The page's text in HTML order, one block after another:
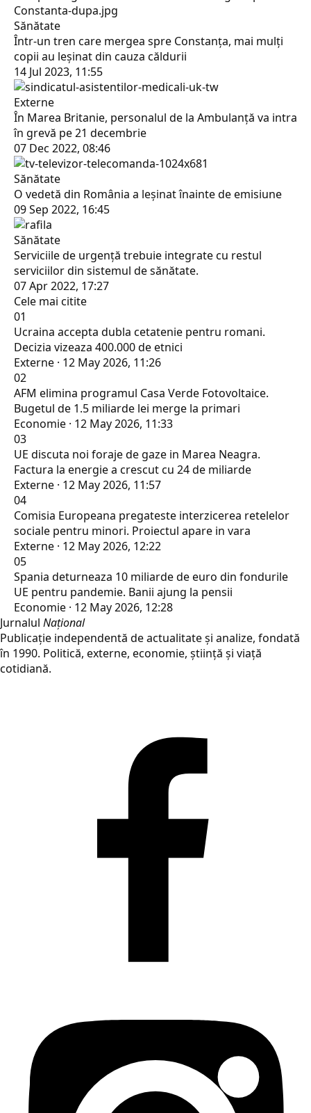
Sănătate
Într-un tren care mergea spre Constanța, mai mulți
copii au leșinat din cauza căldurii
14 Jul 2023, 11:55
Externe
În Marea Britanie, personalul de la Ambulanţă va intra
în grevă pe 21 decembrie
07 Dec 2022, 08:46
Sănătate
O vedetă din România a leșinat înainte de emisiune
09 Sep 2022, 16:45
Sănătate
Serviciile de urgență trebuie integrate cu restul
serviciilor din sistemul de sănătate.
07 Apr 2022, 17:27
Cele mai citite
01
Ucraina accepta dubla cetatenie pentru romani.
Decizia vizeaza 400.000 de etnici
Externe · 12 May 2026, 11:26
02
AFM elimina programul Casa Verde Fotovoltaice.
Bugetul de 1.5 miliarde lei merge la primari
Economie · 12 May 2026, 11:33
03
UE discuta noi foraje de gaze in Marea Neagra.
Factura la energie a crescut cu 24 de miliarde
Externe · 12 May 2026, 11:57
04
Comisia Europeana pregateste interzicerea retelelor
sociale pentru minori. Proiectul apare in vara
Externe · 12 May 2026, 12:22
05
Spania deturneaza 10 miliarde de euro din fondurile
UE pentru pandemie. Banii ajung la pensii
Economie · 12 May 2026, 12:28
Jurnalul Național
Publicație independentă de actualitate și analize, fondată
în 1990. Politică, externe, economie, știință și viață
cotidiană.